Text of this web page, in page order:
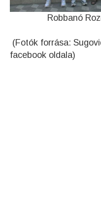
Robbanó
(Fotók forrása:
facebook oldala)